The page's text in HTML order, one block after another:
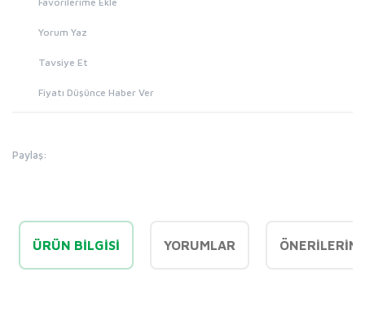
Yorum Yaz
Tavsiye Et
Fiyatı Düşünce Haber Ver
Paylaş:
ÜRÜN BILGISI YORUMLAR